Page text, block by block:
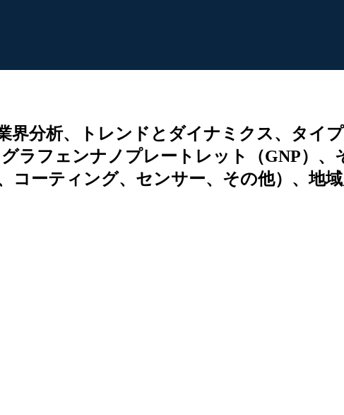
界分析、トレンドとダイナミクス、タイ
ラフェンナノプレートレット（GNP）
コーティング、センサー、その他）、地